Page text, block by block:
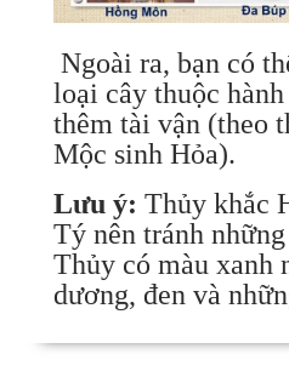
Ngoài ra, bạn có
loại cây thuộc
thêm tài vận (theo
Mộc sinh Hỏa).
Lưu ý: Thủy khắc
Tý nên tránh
Thủy có màu xanh
dương, đen và